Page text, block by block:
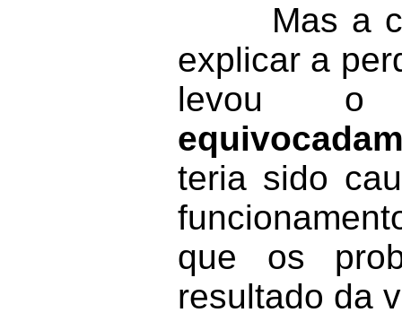
Mas a
explicar a
levou o
teria sido
que os
resultado da